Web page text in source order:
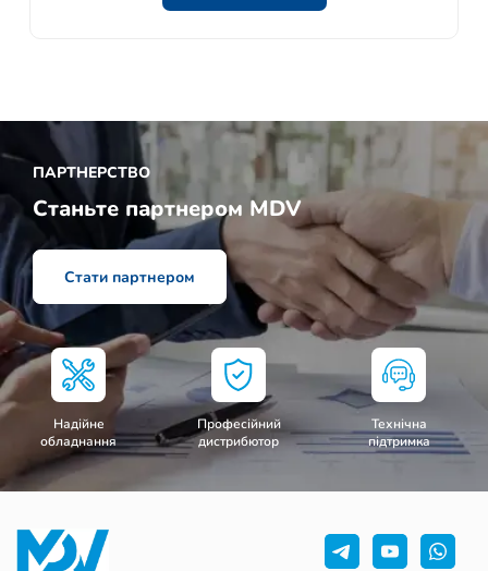
ПАРТНЕРСТВО
Станьте партнером MDV
Стати партнером
Надійне
обладнання
Професійний
дистрибютор
Технічна
підтримка